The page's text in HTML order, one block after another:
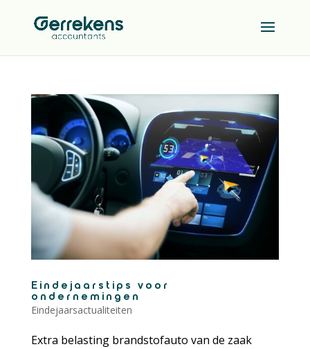
Eindejaarstips voor
ondernemingen
Eindejaarsactualiteiten
Extra belasting brandstofauto van de zaak